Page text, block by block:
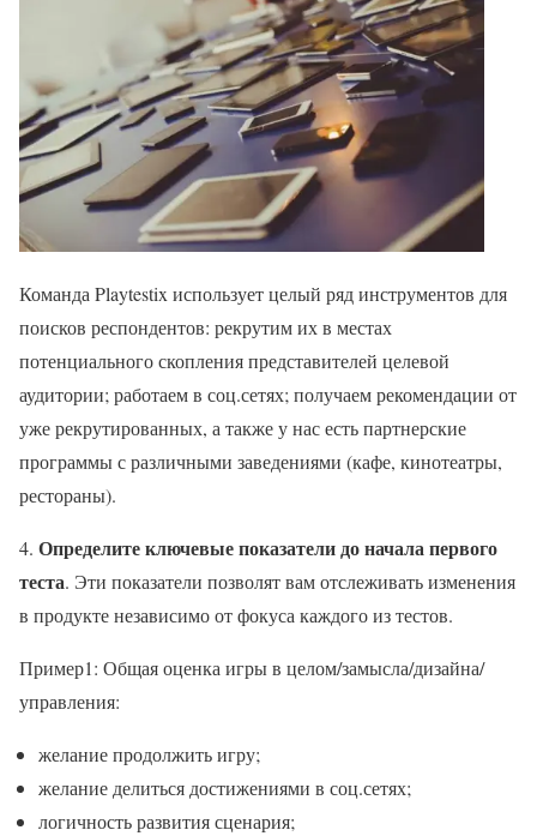
Команда Playtestix использует целый ряд инструментов для
поисков респондентов: рекрутим их в местах
потенциального скопления представителей целевой
аудитории; работаем в соц.сетях; получаем рекомендации от
уже рекрутированных, а также у нас есть партнерские
программы с различными заведениями (кафе, кинотеатры,
рестораны).
4. Определите ключевые показатели до начала первого
теста. Эти показатели позволят вам отслеживать изменения
в продукте независимо от фокуса каждого из тестов.
Пример1: Общая оценка игры в целом/замысла/дизайна/
управления:
желание продолжить игру;
желание делиться достижениями в соц.сетях;
логичность развития сценария;